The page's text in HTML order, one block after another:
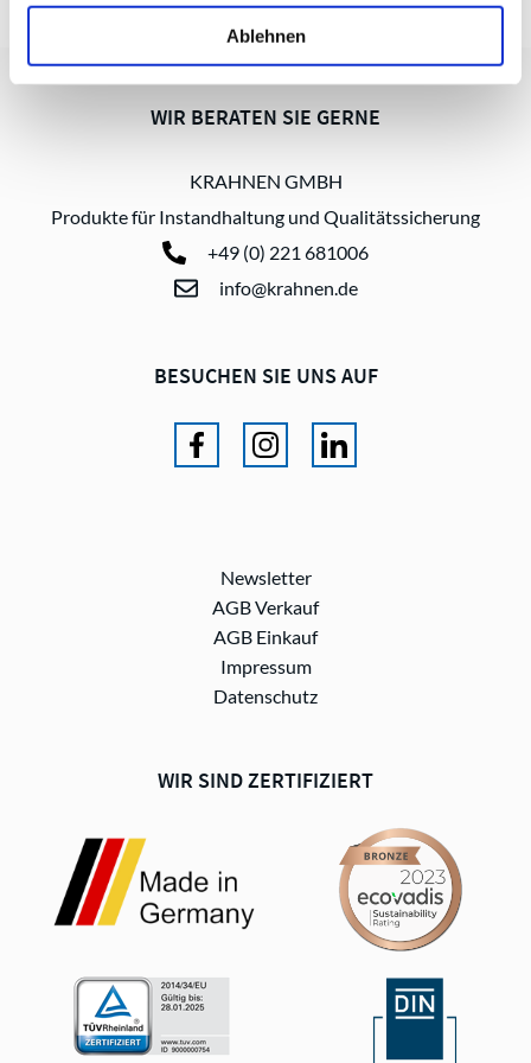
Ablehnen
WIR BERATEN SIE GERNE
KRAHNEN GMBH
Produkte für Instandhaltung und Qualitätssicherung
+49 (0) 221 681006
info@krahnen.de
BESUCHEN SIE UNS AUF
Newsletter
AGB Verkauf
AGB Einkauf
Impressum
Datenschutz
WIR SIND ZERTIFIZIERT